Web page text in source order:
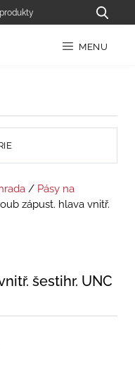
MENU
/ Pásy na
zápust. hlava vnitř.
šestihr. UNC